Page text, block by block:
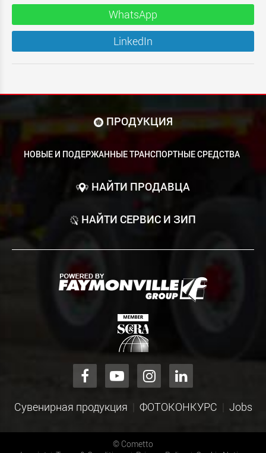
WhatsApp
LinkedIn
ПРОДУКЦИЯ
НОВЫЕ И ПОДЕРЖАННЫЕ ТРАНСПОРТНЫЕ СРЕДСТВА
НАЙТИ ПРОДАВЦА
НАЙТИ СЕРВИС И ЗИП
Сувенирная продукция ФОТОКОНКУРС Jobs
© Cometto